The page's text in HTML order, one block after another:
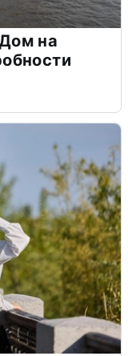
на